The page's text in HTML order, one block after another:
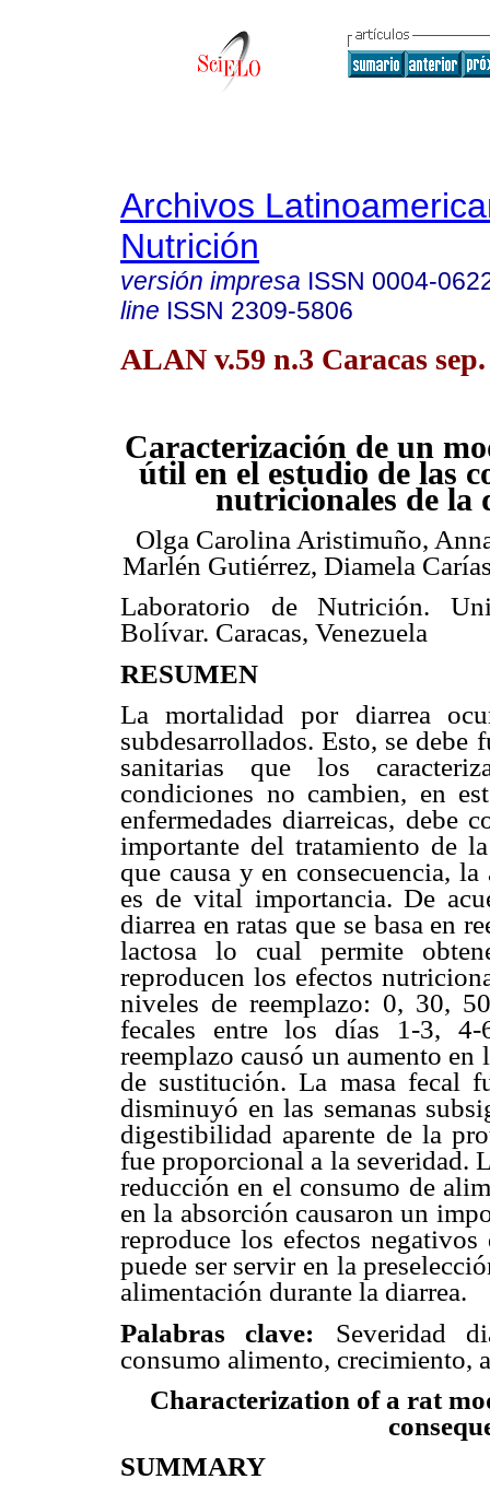
Archivos
Nutrición
versión impresa ISSN 0004-
line ISSN 2309-5806
ALAN v.59 n.3 Caracas
Caracterización de un
útil en el estudio de las
nutricionales de la
Olga Carolina Aristimuño,
Marlén Gutiérrez, Diamela
Laboratorio de Nutrición.
Bolívar. Caracas, Venezuela
RESUMEN
La mortalidad por diarrea
subdesarrollados. Esto, se debe
sanitarias que los
condiciones no cambien, en
enfermedades diarreicas, debe
importante del tratamiento de
que causa y en consecuencia,
es de vital importancia. De
diarrea en ratas que se basa en
lactosa lo cual permite
reproducen los efectos
niveles de reemplazo: 0, 30,
fecales entre los días 1-3,
reemplazo causó un aumento
de sustitución. La masa fecal
disminuyó en las semanas
digestibilidad aparente de la
fue proporcional a la severidad.
reducción en el consumo de
en la absorción causaron un
reproduce los efectos
puede ser servir en la
alimentación durante la diarrea.
Palabras clave:
Severidad
consumo alimento, crecimiento,
Characterization of a rat
SUMMARY